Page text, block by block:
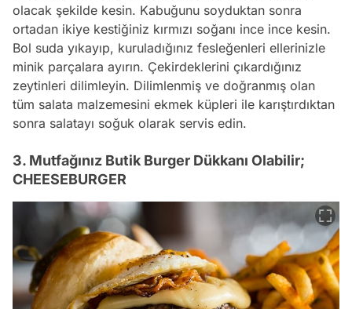
olacak şekilde kesin. Kabuğunu soyduktan sonra
ortadan ikiye kestiğiniz kırmızı soğanı ince ince kesin.
Bol suda yıkayıp, kuruladığınız fesleğenleri ellerinizle
minik parçalara ayırın. Çekirdeklerini çıkardığınız
zeytinleri dilimleyin. Dilimlenmiş ve doğranmış olan
tüm salata malzemesini ekmek küpleri ile karıştırdıktan
sonra salatayı soğuk olarak servis edin.
3. Mutfağınız Butik Burger Dükkanı Olabilir;
CHEESEBURGER